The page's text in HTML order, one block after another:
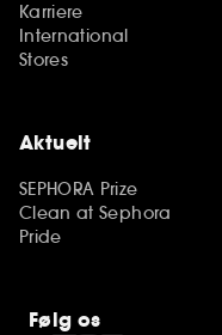
Karriere
International
Stores
Aktuelt
SEPHORA Prize
Clean at Sephora
Pride
Følg os